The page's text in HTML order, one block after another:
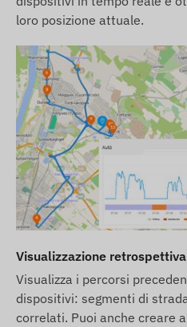
modificare alcuni
imballaggio senza
questi dati sul nostro sito
rilevazione e la
loro posizione attuale.
Visualizzazione
Visualizza i percorsi
dispositivi: segmenti di
correlati. Puoi anche creare